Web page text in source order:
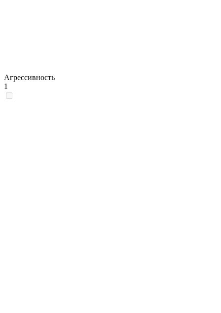
Агрессивность
1